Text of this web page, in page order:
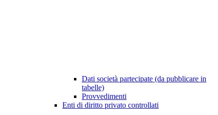
Dati società partecipate (da pubblicare in
tabelle)
Provvedimenti
Enti di diritto privato controllati